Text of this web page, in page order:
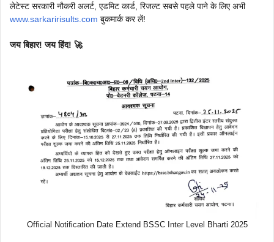
लेटेस्ट सरकारी नौकरी अलर्ट, एडमिट कार्ड, रिजल्ट सबसे पहले पाने के लिए अभी
www.sarkaririsults.com बुकमार्क कर लें!
जय बिहार! जय हिंद! 🚀
Official Notification Date Extend BSSC Inter Level Bharti 2025